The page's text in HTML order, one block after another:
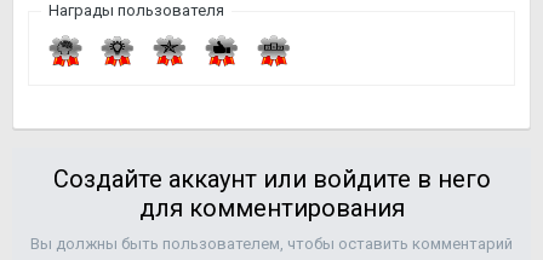
Награды пользователя
Создайте аккаунт или войдите в него
для комментирования
Вы должны быть пользователем, чтобы оставить комментарий